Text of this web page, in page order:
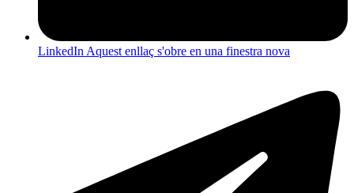
LinkedIn Aquest enllaç s'obre en una finestra nova